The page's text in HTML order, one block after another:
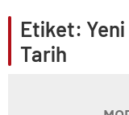
Etiket:
Tarih